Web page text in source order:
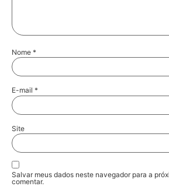
Nome *
E-mail *
Site
Salvar meus dados neste navegador para a
comentar.